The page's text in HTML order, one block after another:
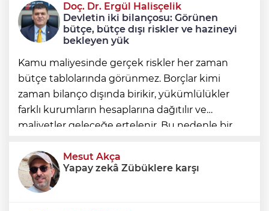
Erkan Aydın Osmangazi’nin nabzını
sahada tuttu
Doç. Dr. Ergül Halisçelik
Devletin iki bilançosu: Görünen
bütçe, bütçe dışı riskler ve hazineyi
bekleyen yük
Kamu maliyesinde gerçek riskler her zaman
bütçe tablolarında görünmez. Borçlar kimi
zaman bilanço dışında birikir, yükümlülükler
farklı kurumların hesaplarına dağıtılır ve
maliyetler geleceğe ertelenir. Bu nedenle bir
yalnızca bütçe açığına veya resmi borç stok
Mesut Akça
Yapay zekâ Zübüklere karşı